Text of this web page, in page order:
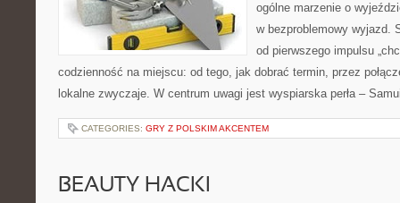
ogólne marzenie o
w bezproblemowy wyjazd.
od pierwszego impulsu
codzienność na miejscu: od tego, jak dobrać termin, przez
lokalne zwyczaje. W centrum uwagi jest wyspiarska perła –
CATEGORIES: GRY Z POLSKIM AKCENTEM
BEAUTY HACKI